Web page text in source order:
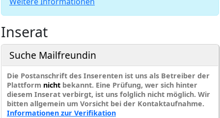
Inserat
Suche Mailfreundin
Die Postanschrift des Inserenten ist uns als Betreiber der
Plattform nicht bekannt. Eine Prüfung, wer sich hinter
diesem Inserat verbirgt, ist uns folglich nicht möglich. Wir
bitten allgemein um Vorsicht bei der Kontaktaufnahme.
Informationen zur Verifikation